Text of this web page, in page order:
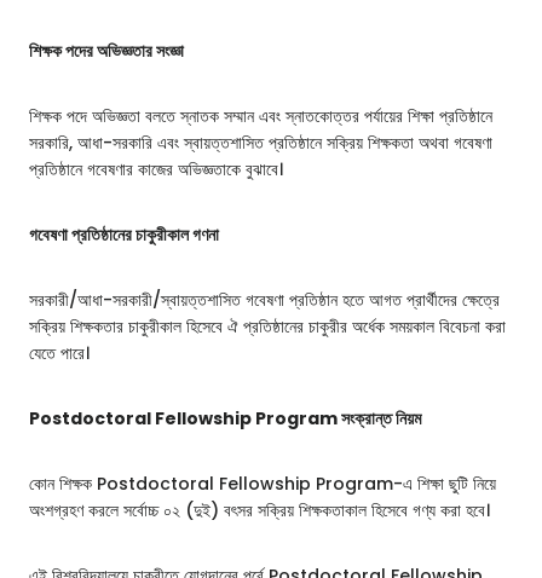
শিক্ষক পদের অভিজ্ঞতার সংজ্ঞা
শিক্ষক পদে অভিজ্ঞতা বলতে স্নাতক সম্মান এবং স্নাতকোত্তর পর্যায়ের শিক্ষা প্রতিষ্ঠানে
সরকারি, আধা-সরকারি এবং স্বায়ত্তশাসিত প্রতিষ্ঠানে সক্রিয় শিক্ষকতা অথবা গবেষণা
প্রতিষ্ঠানে গবেষণার কাজের অভিজ্ঞতাকে বুঝাবে।
গবেষণা প্রতিষ্ঠানের চাকুরীকাল গণনা
সরকারী/আধা-সরকারী/স্বায়ত্তশাসিত গবেষণা প্রতিষ্ঠান হতে আগত প্রার্থীদের ক্ষেত্রে
সক্রিয় শিক্ষকতার চাকুরীকাল হিসেবে ঐ প্রতিষ্ঠানের চাকুরীর অর্ধেক সময়কাল বিবেচনা করা
যেতে পারে।
Postdoctoral Fellowship Program সংক্রান্ত নিয়ম
কোন শিক্ষক Postdoctoral Fellowship Program-এ শিক্ষা ছুটি নিয়ে
অংশগ্রহণ করলে সর্বোচ্চ ০২ (দুই) বৎসর সক্রিয় শিক্ষকতাকাল হিসেবে গণ্য করা হবে।